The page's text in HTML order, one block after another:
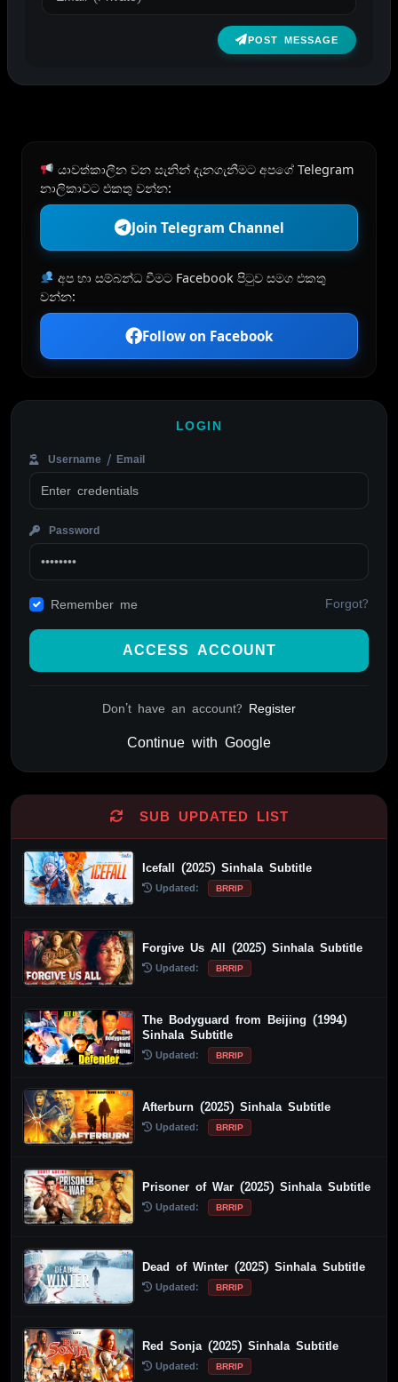
POST MESSAGE
යාවත්කාලීන වන සැනින් දැනගැනීමට අපගේ Telegram
නාලිකාවට එකතු වන්න:
Join Telegram Channel
අප හා සම්බන්ධ වීමට Facebook පිටුව සමග එකතු
වන්න:
Follow on Facebook
LOGIN
Username / Email
Password
Remember me Forgot?
ACCESS ACCOUNT
Don't have an account? Register
Continue with Google
SUB UPDATED LIST
Icefall (2025) Sinhala Subtitle
Updated: BRRIP
Forgive Us All (2025) Sinhala Subtitle
Updated: BRRIP
The Bodyguard from Beijing (1994)
Sinhala Subtitle
Updated: BRRIP
Afterburn (2025) Sinhala Subtitle
Updated: BRRIP
Prisoner of War (2025) Sinhala Subtitle
Updated: BRRIP
Dead of Winter (2025) Sinhala Subtitle
Updated: BRRIP
Red Sonja (2025) Sinhala Subtitle
Updated: BRRIP